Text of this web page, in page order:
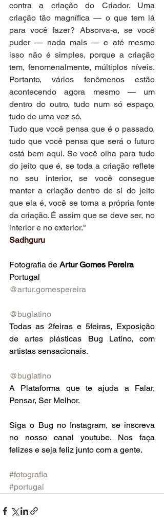
contra a criação do Criador. Uma
criação tão magnífica — o que tem lá
para você fazer? Absorva-a, se você
puder — nada mais — e até mesmo
isso não é simples, porque a criação
tem, fenomenalmente, múltiplos níveis.
Portanto, vários fenômenos estão
acontecendo agora mesmo — um
dentro do outro, tudo num só espaço,
tudo de uma vez só.
Tudo que você pensa que é o passado,
tudo que você pensa que será o futuro
está bem aqui. Se você olha para tudo
do jeito que é, se toda a criação reflete
no seu interior, se você consegue
manter a criação dentro de si do jeito
que ela é, você se torna a própria fonte
da criação. É assim que se deve ser, no
interior e no exterior."
Sadhguru
Fotografia de Artur Gomes Pereira
Portugal
@artur.gomespereira
@buglatino
Todas as 2feiras e 5feiras, Exposição
de artes plásticas Bug Latino, com
artistas sensacionais.
@buglatino
A Plataforma que te ajuda a Falar,
Pensar, Ser Melhor.
Siga o Bug no Instagram, se inscreva
no nosso canal youtube. Nos faça
felizes e seja feliz junto com a gente.
#fotografia
#portugal